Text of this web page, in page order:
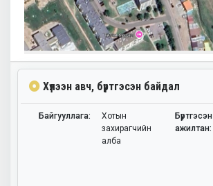
Хүлээн авч, бүртгэсэн байдал
Байгууллага:
Хотын
захирагчийн
алба
Бүртгэсэн
ажилтан: